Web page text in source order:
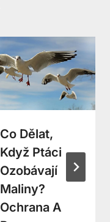
Co Dělat,
Když Ptáci
Ozobávají
Maliny?
Ochrana A